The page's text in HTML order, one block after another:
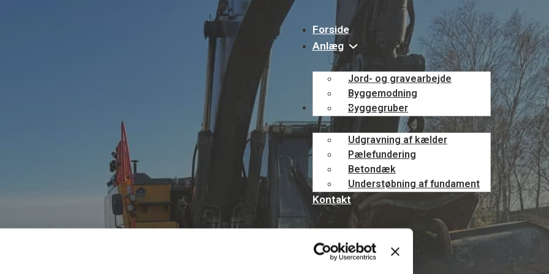
Forside
Anlæg
Jord- og gravearbejde
Byggemodning
Byggegruber
Beton
Udgravning af kælder
Pælefundering
Betondæk
Understøbning af fundament
Kloak
Kontakt